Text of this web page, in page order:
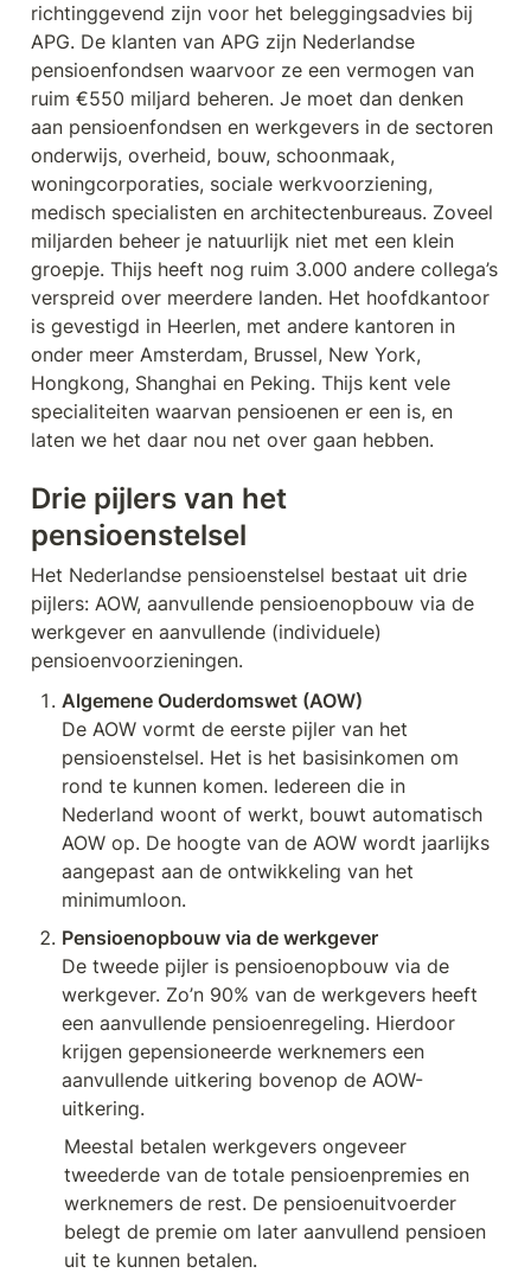
richtinggevend zijn voor het beleggingsadvies bij
APG. De klanten van APG zijn Nederlandse
pensioenfondsen waarvoor ze een vermogen van
ruim €550 miljard beheren. Je moet dan denken
aan pensioenfondsen en werkgevers in de sectoren
onderwijs, overheid, bouw, schoonmaak,
woningcorporaties, sociale werkvoorziening,
medisch specialisten en architectenbureaus. Zoveel
miljarden beheer je natuurlijk niet met een klein
groepje. Thijs heeft nog ruim 3.000 andere collega’s
verspreid over meerdere landen. Het hoofdkantoor
is gevestigd in Heerlen, met andere kantoren in
onder meer Amsterdam, Brussel, New York,
Hongkong, Shanghai en Peking. Thijs kent vele
specialiteiten waarvan pensioenen er een is, en
laten we het daar nou net over gaan hebben.
Drie pijlers van het
pensioenstelsel
Het Nederlandse pensioenstelsel bestaat uit drie
pijlers: AOW, aanvullende pensioenopbouw via de
werkgever en aanvullende (individuele)
pensioenvoorzieningen.
De AOW vormt de eerste pijler van het
pensioenstelsel. Het is het basisinkomen om
rond te kunnen komen. Iedereen die in
Nederland woont of werkt, bouwt automatisch
AOW op. De hoogte van de AOW wordt jaarlijks
aangepast aan de ontwikkeling van het
minimumloon.
De tweede pijler is pensioenopbouw via de
werkgever. Zo’n 90% van de werkgevers heeft
een aanvullende pensioenregeling. Hierdoor
krijgen gepensioneerde werknemers een
aanvullende uitkering bovenop de AOW-
uitkering.
Meestal betalen werkgevers ongeveer
tweederde van de totale pensioenpremies en
werknemers de rest. De pensioenuitvoerder
belegt de premie om later aanvullend pensioen
uit te kunnen betalen.